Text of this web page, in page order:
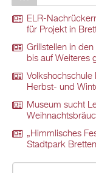
ELR-
für Projekt in
Grillstellen in
bis auf Weiteres
Volkshochschule
Herbst- und
Museum sucht
„Himmlisches
Stadtpark Bretten